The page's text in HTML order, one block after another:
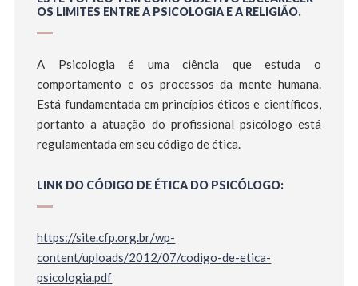
OS LIMITES ENTRE A PSICOLOGIA E A RELIGIÃO.
A Psicologia é uma ciência que estuda o
comportamento e os processos da mente humana.
Está fundamentada em princípios éticos e científicos,
portanto a atuação do profissional psicólogo está
regulamentada em seu código de ética.
LINK DO CÓDIGO DE ÉTICA DO PSICÓLOGO:
https://site.cfp.org.br/wp-
content/uploads/2012/07/codigo-de-etica-
psicologia.pdf